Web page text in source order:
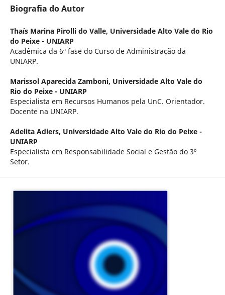
Biografia do Autor
Thaís Marina Pirolli do Valle, Universidade Alto Vale do Rio
do Peixe - UNIARP
Acadêmica da 6ª fase do Curso de Administração da
UNIARP.
Marissol Aparecida Zamboni, Universidade Alto Vale do
Rio do Peixe - UNIARP
Especialista em Recursos Humanos pela UnC. Orientador.
Docente na UNIARP.
Adelita Adiers, Universidade Alto Vale do Rio do Peixe -
UNIARP
Especialista em Responsabilidade Social e Gestão do 3º
Setor.